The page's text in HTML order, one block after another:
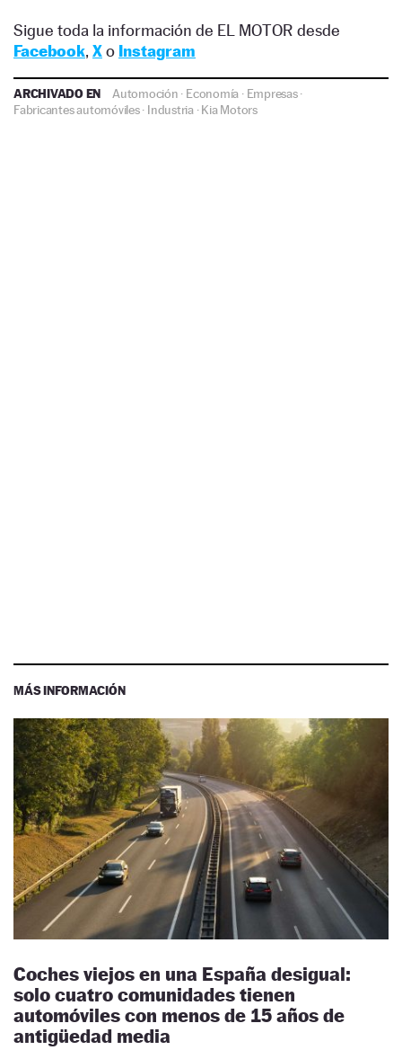
Sigue toda la información de EL MOTOR desde
Facebook, Xo Instagram
ARCHIVADO EN Automoción · Economía · Empresas·
Fabricantes automóviles· Industria·Kia Motors
MÁS INFORMACIÓN
Coches viejos en una España desigual:
solo cuatro comunidades tienen
automóviles con menos de 15 años de
antigüedad media